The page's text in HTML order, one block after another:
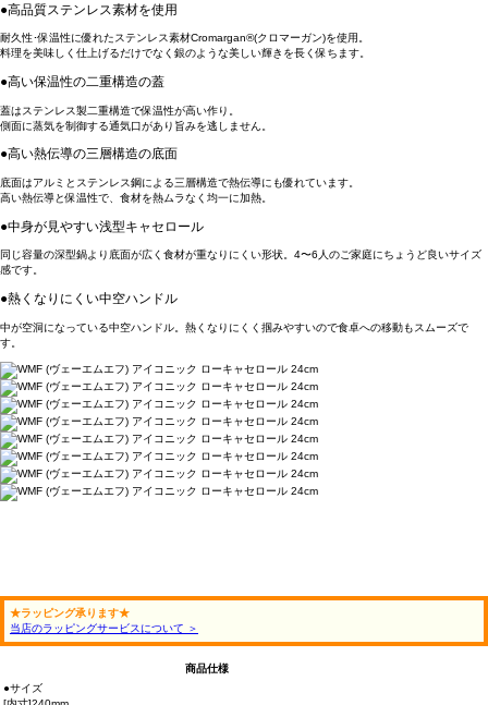
●高品質ステンレス素材を使用
耐久性･保温性に優れたステンレス素材Cromargan®(クロマーガン)を使用。
料理を美味しく仕上げるだけでなく銀のような美しい輝きを長く保ちます。
●高い保温性の二重構造の蓋
蓋はステンレス製二重構造で保温性が高い作り。
側面に蒸気を制御する通気口があり旨みを逃しません。
●高い熱伝導の三層構造の底面
底面はアルミとステンレス鋼による三層構造で熱伝導にも優れています。
高い熱伝導と保温性で、食材を熱ムラなく均一に加熱。
●中身が見やすい浅型キャセロール
同じ容量の深型鍋より底面が広く食材が重なりにくい形状。4〜6人のご家庭にちょうど良いサイズ
感です。
●熱くなりにくい中空ハンドル
中が空洞になっている中空ハンドル。熱くなりにくく掴みやすいので食卓への移動もスムーズで
す。
★ラッピング承ります★
当店のラッピングサービスについて ＞
商品仕様
●サイズ